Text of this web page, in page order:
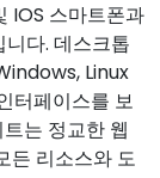
스마트폰과
다. 데스크톱
Linux
터페이스를 보
는 정교한 웹
든 리소스와 도